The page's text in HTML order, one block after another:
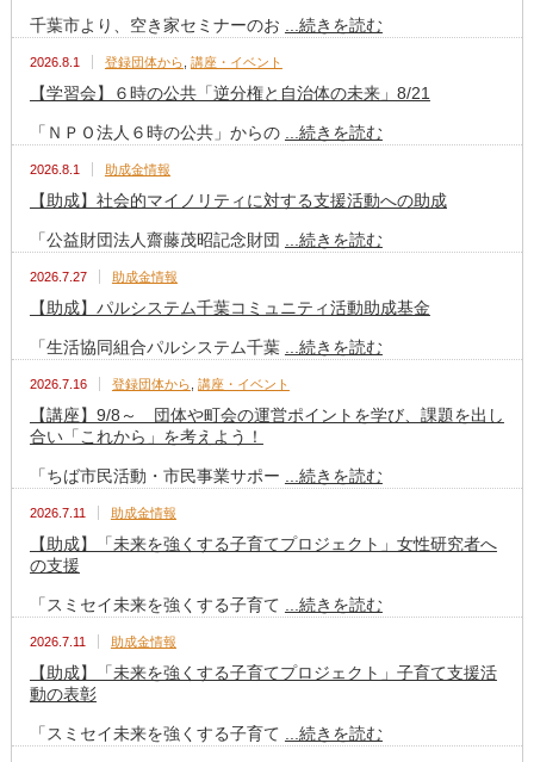
千葉市より、空き家セミナーのお ...続きを読む
2026.8.1 登録団体から 講座・イベント
【学習会】６時の公共「逆分権と自治体の未来」8/21
「ＮＰＯ法人６時の公共」からの ...続きを読む
2026.8.1 助成金情報
【助成】社会的マイノリティに対する支援活動への助成
「公益財団法人齋藤茂昭記念財団 ...続きを読む
2026.7.27 助成金情報
【助成】パルシステム千葉コミュニティ活動助成基金
「生活協同組合パルシステム千葉 ...続きを読む
2026.7.16 登録団体から 講座・イベント
【講座】9/8～ 団体や町会の運営ポイントを学び、課題を出し
合い「これから」を考えよう！
「ちば市民活動・市民事業サポー ...続きを読む
2026.7.11 助成金情報
【助成】「未来を強くする子育てプロジェクト」女性研究者へ
の支援
「スミセイ未来を強くする子育て ...続きを読む
2026.7.11 助成金情報
【助成】「未来を強くする子育てプロジェクト」子育て支援活
動の表彰
「スミセイ未来を強くする子育て ...続きを読む